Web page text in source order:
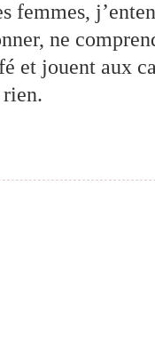
femmes,
ne
et jouent aux